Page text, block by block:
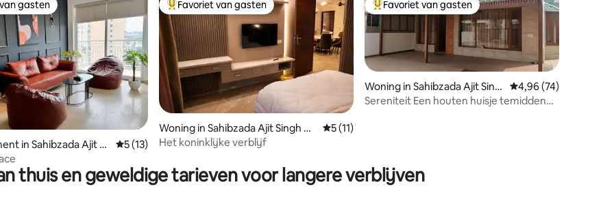
van 4,77 op 5, 26 recensies
gasten
gasten
in Sahibzada Ajit Si
Gemiddelde beoordeling van 5 op 5, 13 recensies
5 (13)
Topfavoriet van gasten
Favoriet van gasten
Woning in Sahibzada Ajit Singh Na
gar
Gemiddelde beoordeling van 5 op 5, 11 recensies
5 (11)
Het koninklijke verblijf
Topfavoriet van gasten
Favoriet van gasten
Woning in Sahibzada Ajit Sing
h Nagar
Gemiddelde
4,96 (74)
Sereniteit Een houten huisje temidden
thuis en geweldige tarieven voor langere verblijven